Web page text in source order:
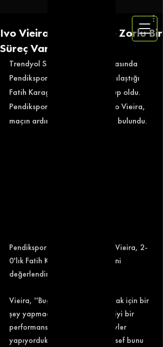
Ivo Vieira: ''Önümüzde Zorlu Bir
Süreç Var''
Trendyol Süper Lig'in 25. haftasında
Pendikspor, deplasmanda karşılaştığı
Fatih Karagümrük'e 2-0 mağlup oldu.
Pendikspor teknik direktörü Ivo Vieira,
maçın ardından açıklamalarda bulundu.
Pendikspor teknik direktörü Ivo Vieira, 2-
0'lık Fatih Karagümrük yenilgisini
değerlendirdi.
Vieira, ''Bugün sahada kazanmak için bir
şey yapmadık. Uzun zamandır iyi bir
performans sergilemiştik, iyi şeyler
yapıyorduk. Ama bugün maalesef bunu